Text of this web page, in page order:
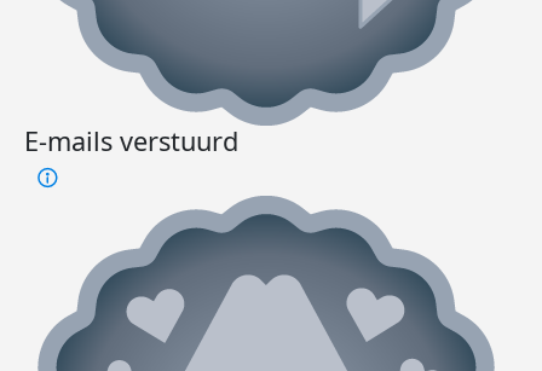
E-mails verstuurd